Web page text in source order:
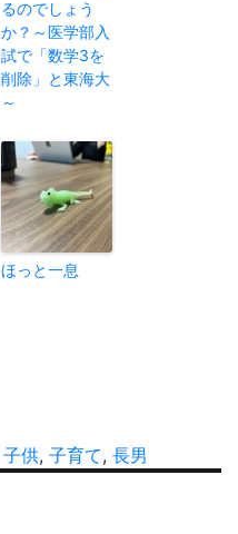
るのでしょう
か？～医学部入
試で「数学3を
削除」と東海大
～
ほっと一息
子供, 子育て, 長男